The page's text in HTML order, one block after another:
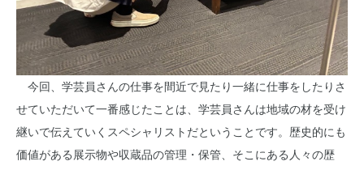
今回、学芸員さんの仕事を間近で見たり一緒に仕事をしたりさ
せていただいて一番感じたことは、学芸員さんは地域の材を受け
継いで伝えていくスペシャリストだということです。歴史的にも
価値がある展示物や収蔵品の管理・保管、そこにある人々の歴